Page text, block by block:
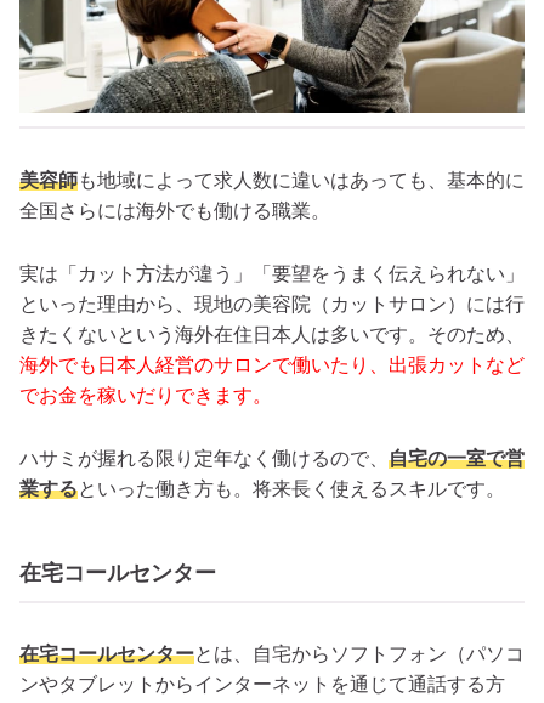
美容師も地域によって求人数に違いはあっても、基本的に
全国さらには海外でも働ける職業。
実は「カット方法が違う」「要望をうまく伝えられない」
といった理由から、現地の美容院（カットサロン）には行
きたくないという海外在住日本人は多いです。そのため、
海外でも日本人経営のサロンで働いたり、出張カットなど
でお金を稼いだりできます。
ハサミが握れる限り定年なく働けるので、 自宅の一室で営
業するといった働き方も。将来長く使えるスキルです。
在宅コールセンター
在宅コールセンターとは、自宅からソフトフォン（パソコ
ンやタブレットからインターネットを通じて通話する方